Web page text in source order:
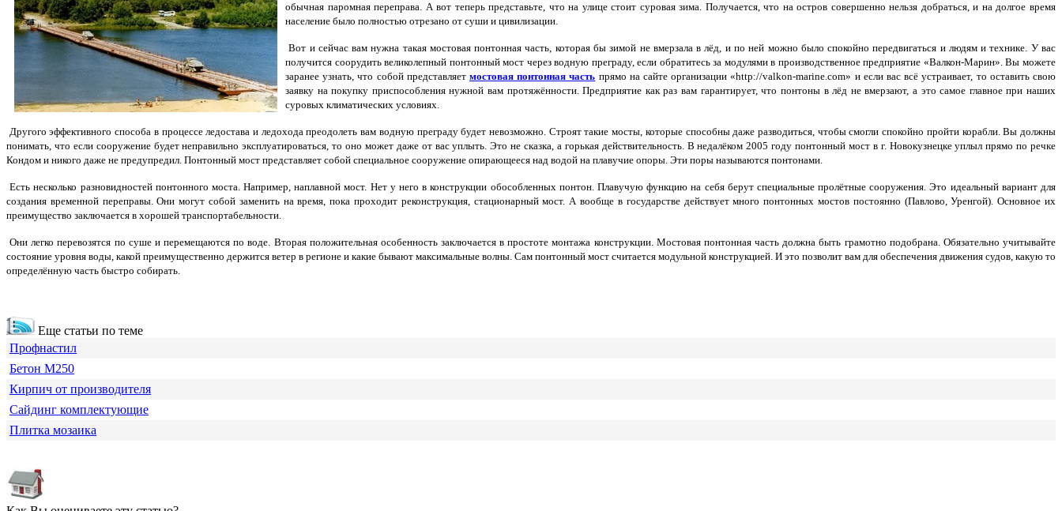
обычная паромная переправа. А вот теперь представьте, что на улице стоит суровая зима. Получается, что на остров совершенно нельзя добраться, и на долгое время
население было полностью отрезано от суши и цивилизации.
Вот и сейчас вам нужна такая мостовая понтонная часть, которая бы зимой не вмерзала в лёд, и по ней можно было спокойно передвигаться и людям и технике. У вас
получится соорудить великолепный понтонный мост через водную преграду, если обратитесь за модулями в производственное предприятие «Валкон-Марин». Вы можете
заранее узнать, что собой представляет мостовая понтонная часть прямо на сайте организации «http://valkon-marine.com» и если вас всё устраивает, то оставить свою
заявку на покупку приспособления нужной вам протяжённости. Предприятие как раз вам гарантирует, что понтоны в лёд не вмерзают, а это самое главное при наших
суровых климатических условиях.
Другого эффективного способа в процессе ледостава и ледохода преодолеть вам водную преграду будет невозможно. Строят такие мосты, которые способны даже разводиться, чтобы смогли спокойно пройти корабли. Вы должны
понимать, что если сооружение будет неправильно эксплуатироваться, то оно может даже от вас уплыть. Это не сказка, а горькая действительность. В недалёком 2005 году понтонный мост в г. Новокузнецке уплыл прямо по речке
Кондом и никого даже не предупредил. Понтонный мост представляет собой специальное сооружение опирающееся над водой на плавучие опоры. Эти поры называются понтонами.
Есть несколько разновидностей понтонного моста. Например, наплавной мост. Нет у него в конструкции обособленных понтон. Плавучую функцию на себя берут специальные пролётные сооружения. Это идеальный вариант для
создания временной переправы. Они могут собой заменить на время, пока проходит реконструкция, стационарный мост. А вообще в государстве действует много понтонных мостов постоянно (Павлово, Уренгой). Основное их
преимущество заключается в хорошей транспортабельности.
Они легко перевозятся по суше и перемещаются по воде. Вторая положительная особенность заключается в простоте монтажа конструкции. Мостовая понтонная часть должна быть грамотно подобрана. Обязательно учитывайте
состояние уровня воды, какой преимущественно держится ветер в регионе и какие бывают максимальные волны. Сам понтонный мост считается модульной конструкцией. И это позволит вам для обеспечения движения судов, какую то
определённую часть быстро собирать.
Еще статьи по теме
Профнастил
Бетон М250
Кирпич от производителя
Сайдинг комплектующие
Плитка мозаика